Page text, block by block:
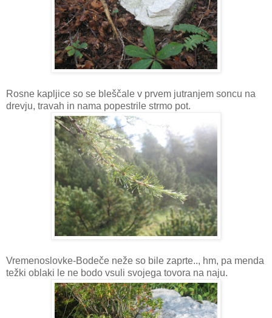
Rosne kapljice so se bleščale v prvem jutranjem soncu na
drevju, travah in nama popestrile strmo pot.
Vremenoslovke-Bodeče neže so bile zaprte.., hm, pa menda
težki oblaki le ne bodo vsuli svojega tovora na naju.